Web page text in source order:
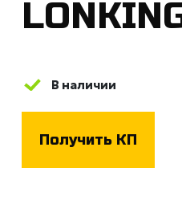
В наличии
Получить КП